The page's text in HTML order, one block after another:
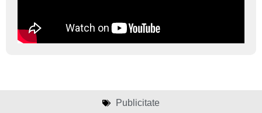
Publicitate